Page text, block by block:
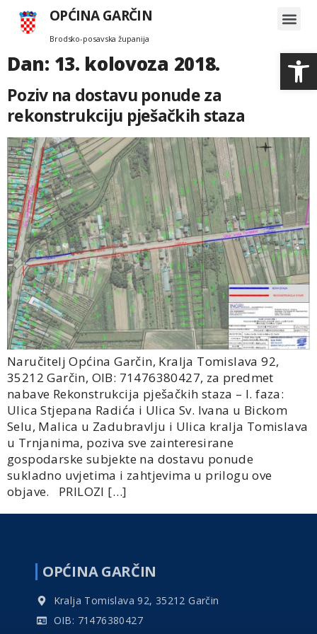
OPĆINA GARČIN
Brodsko-posavska županija
Dan: 13. kolovoza 2018.
Poziv na dostavu ponude za
rekonstrukciju pješačkih staza
Naručitelj Općina Garčin, Kralja Tomislava 92,
35212 Garčin, OIB: 71476380427, za predmet
nabave Rekonstrukcija pješačkih staza – I. faza:
Ulica Stjepana Radića i Ulica Sv. Ivana u Bickom
Selu, Malica u Zadubravlju i Ulica kralja Tomislava
u Trnjanima, poziva sve zainteresirane
gospodarske subjekte na dostavu ponude
sukladno uvjetima i zahtjevima u prilogu ove
objave. PRILOZI […]
OPĆINA GARČIN
Kralja Tomislava 92, 35212 Garčin
OIB: 71476380427